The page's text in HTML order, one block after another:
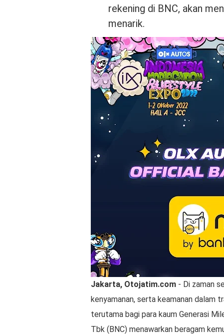
rekening di BNC, akan
menarik.
Jakarta, Otojatim.com - Di zaman
kenyamanan, serta keamanan dalam
terutama bagi para kaum Generasi
Tbk (BNC) menawarkan beragam